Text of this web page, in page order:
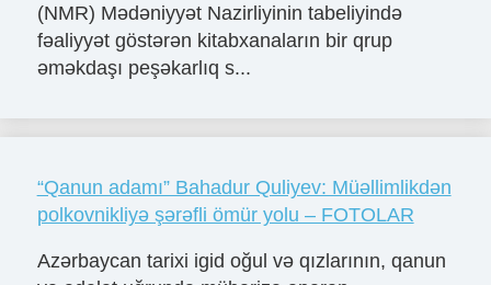
(NMR) Mədəniyyət Nazirliyinin tabeliyində
fəaliyyət göstərən kitabxanaların bir qrup
əməkdaşı peşəkarlıq s...
“Qanun adamı” Bahadur Quliyev: Müəllimlikdən
polkovnikliyə şərəfli ömür yolu – FOTOLAR
Azərbaycan tarixi igid oğul və qızlarının, qanun